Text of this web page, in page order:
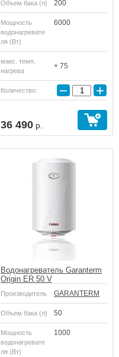
Объем бака (л) 200
Мощность
водонагревате
ля (Вт)
6000
макс. темп.
нагрева
+ 75
Количество: − +
36 490 р.
Водонагреватель Garanterm
Origin ER 50 V
Производитель GARANTERM
Объем бака (л) 50
Мощность
водонагревате
ля (Вт)
1000